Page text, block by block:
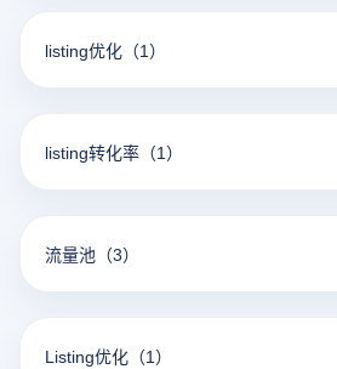
listing优化 （1）
listing转化率 （1）
流量池 （3）
Listing优化 （1）